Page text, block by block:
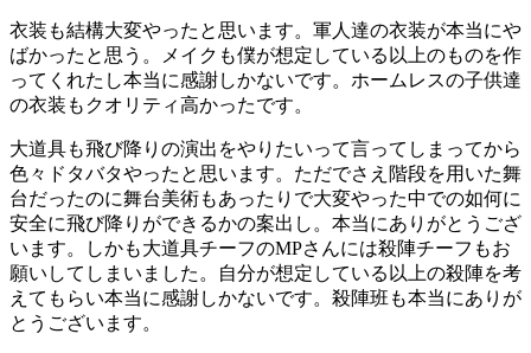
衣装も結構大変やったと思います。軍人達の衣装が本当にや
ばかったと思う。メイクも僕が想定している以上のものを作
ってくれたし本当に感謝しかないです。ホームレスの子供達
の衣装もクオリティ高かったです。
大道具も飛び降りの演出をやりたいって言ってしまってから
色々ドタバタやったと思います。ただでさえ階段を用いた舞
台だったのに舞台美術もあったりで大変やった中での如何に
安全に飛び降りができるかの案出し。本当にありがとうござ
います。しかも大道具チーフのMPさんには殺陣チーフもお
願いしてしまいました。自分が想定している以上の殺陣を考
えてもらい本当に感謝しかないです。殺陣班も本当にありが
とうございます。